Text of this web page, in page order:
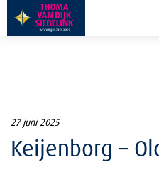
27 juni 2025
Keijenborg –